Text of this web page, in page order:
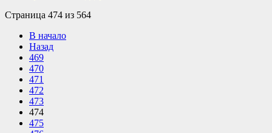
Страница 474 из 564
В начало
Назад
469
470
471
472
473
474
475